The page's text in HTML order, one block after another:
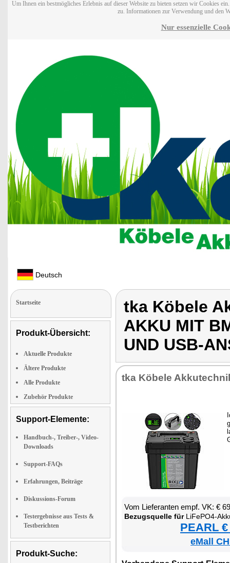
Um Ihnen ein bestmögliches Erlebnis auf dieser Website zu bieten setzen wir Cookies
zu. Informationen zur Verwendung und den
Nur essenzielle
Deutsch
Startseite
Produkt-Übersicht:
Aktuelle Produkte
Ältere Produkte
Alle Produkte
Zubehör Produkte
Support-Elemente:
Handbuch-, Treiber-, Video-
Downloads
Support-FAQs
Erfahrungen, Beiträge
Diskussions-Forum
Testergebnisse aus Tests &
Testberichten
Produkt-Suche:
tka Köbele
AKKU MIT
UND USB-
tka Kö­be­le
Vom Lie­fe­ran­ten empf. VK: €
Be­zugs­quel­le fürLiFe­PO4-Ak­ku mit BMS,
PEARL
eMall